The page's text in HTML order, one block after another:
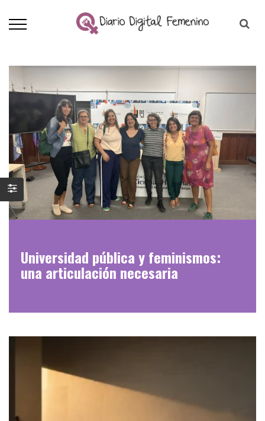
Universidad pública y feminismos:
una articulación necesaria